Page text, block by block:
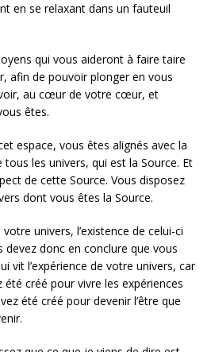
en se relaxant dans un fauteuil
qui vous aideront à faire taire
afin de pouvoir plonger en vous
au cœur de votre cœur, et
êtes.
espace, vous êtes alignés avec la
les univers, qui est la Source. Et
de cette Source. Vous disposez
dont vous êtes la Source.
univers, l’existence de celui-ci
devez donc en conclure que vous
vit l’expérience de votre univers, car
créé pour vivre les expériences
été créé pour devenir l’être que